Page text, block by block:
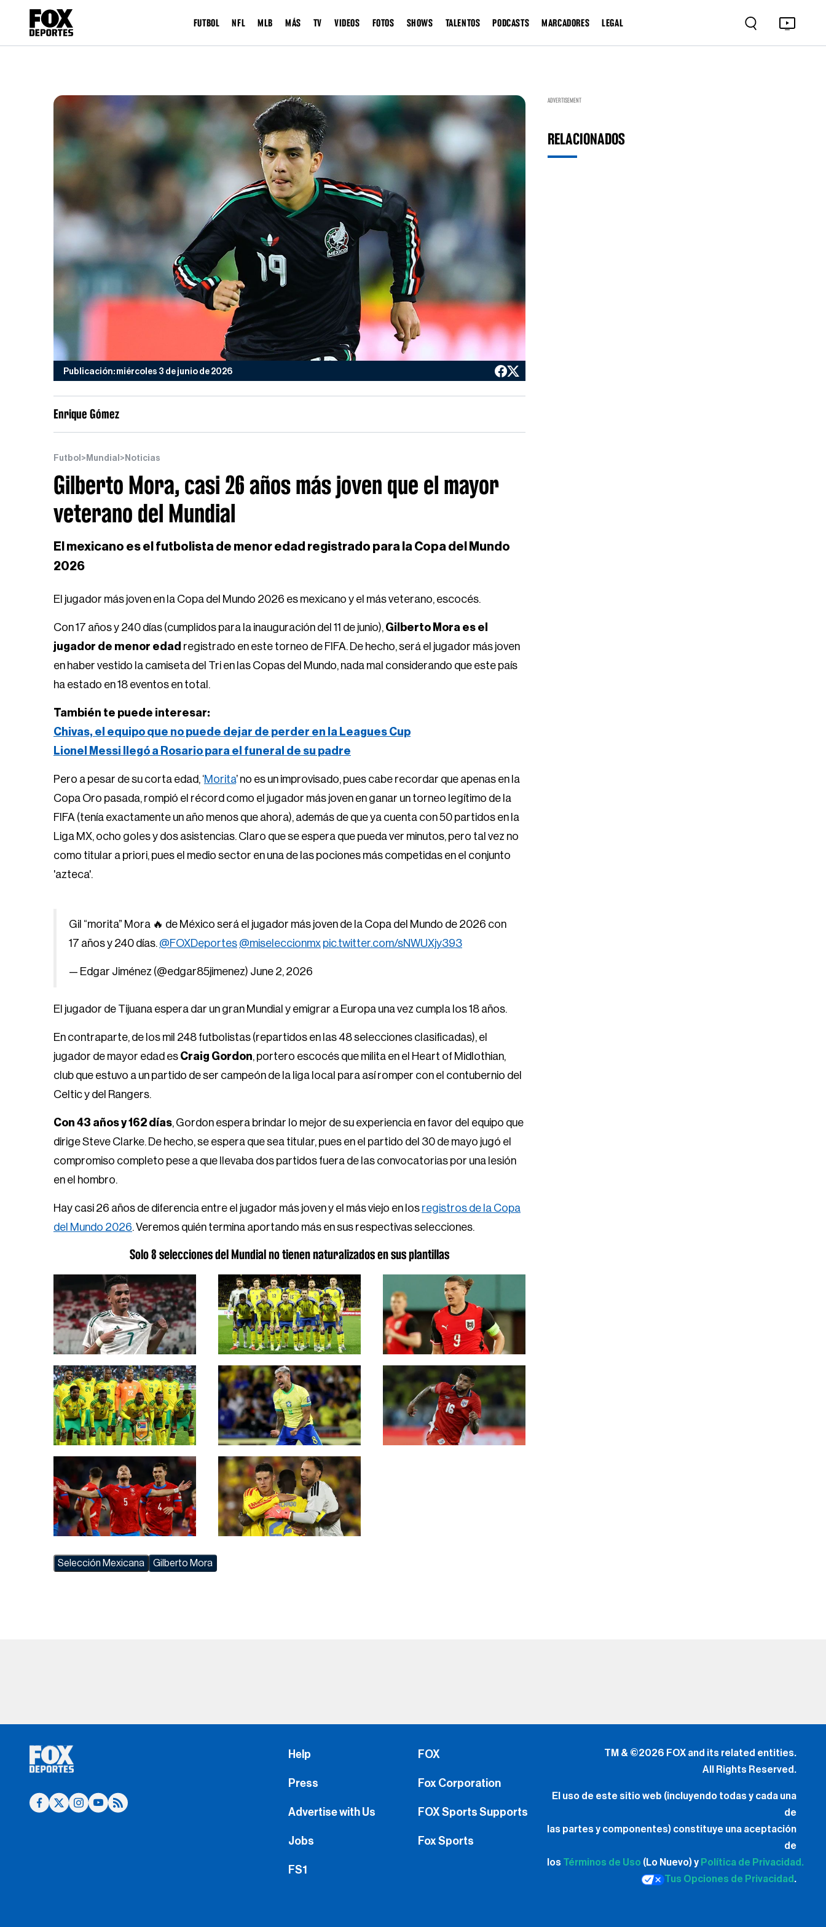
FUTBOL NFL MLB MÁS TV VIDEOS FOTOS SHOWS TALENTOS PODCASTS MARCADORES LEGAL
Publicación: miércoles 3 de junio de 2026
Enrique Gómez
Futbol > Mundial > Noticias
Gilberto Mora, casi 26 años más joven que el mayor
veterano del Mundial
El mexicano es el futbolista de menor edad registrado para la Copa del Mundo
2026
El jugador más joven en la Copa del Mundo 2026 es mexicano y el más veterano, escocés.
Con 17 años y 240 días (cumplidos para la inauguración del 11 de junio), Gilberto Mora es el
jugador de menor edad registrado en este torneo de FIFA. De hecho, será el jugador más joven
en haber vestido la camiseta del Tri en las Copas del Mundo, nada mal considerando que este país
ha estado en 18 eventos en total.
También te puede interesar:
Chivas, el equipo que no puede dejar de perder en la Leagues Cup
Lionel Messi llegó a Rosario para el funeral de su padre
Pero a pesar de su corta edad, ‘Morita’ no es un improvisado, pues cabe recordar que apenas en la
Copa Oro pasada, rompió el récord como el jugador más joven en ganar un torneo legítimo de la
FIFA (tenía exactamente un año menos que ahora), además de que ya cuenta con 50 partidos en la
Liga MX, ocho goles y dos asistencias. Claro que se espera que pueda ver minutos, pero tal vez no
como titular a priori, pues el medio sector en una de las pociones más competidas en el conjunto
'azteca'.
Gil “morita” Mora 🔥 de México será el jugador más joven de la Copa del Mundo de 2026 con
17 años y 240 días. @FOXDeportes @miseleccionmx pic.twitter.com/sNWUXjy393
— Edgar Jiménez (@edgar85jimenez) June 2, 2026
El jugador de Tijuana espera dar un gran Mundial y emigrar a Europa una vez cumpla los 18 años.
En contraparte, de los mil 248 futbolistas (repartidos en las 48 selecciones clasificadas), el
jugador de mayor edad es Craig Gordon, portero escocés que milita en el Heart of Midlothian,
club que estuvo a un partido de ser campeón de la liga local para así romper con el contubernio del
Celtic y del Rangers.
Con 43 años y 162 días, Gordon espera brindar lo mejor de su experiencia en favor del equipo que
dirige Steve Clarke. De hecho, se espera que sea titular, pues en el partido del 30 de mayo jugó el
compromiso completo pese a que llevaba dos partidos fuera de las convocatorias por una lesión
en el hombro.
Hay casi 26 años de diferencia entre el jugador más joven y el más viejo en los registros de la Copa
del Mundo 2026. Veremos quién termina aportando más en sus respectivas selecciones.
Solo 8 selecciones del Mundial no tienen naturalizados en sus plantillas
Selección Mexicana Gilberto Mora
ADVERTISEMENT
RELACIONADOS
Help
Press
Advertise with Us
Jobs
FS1
FOX
Fox Corporation
FOX Sports Supports
Fox Sports
TM & ©2026 FOX and its related entities.
All Rights Reserved.
El uso de este sitio web (incluyendo todas y cada una
de
las partes y componentes) constituye una aceptación
de
los Términos de Uso (Lo Nuevo) y Política de Privacidad.
Tus Opciones de Privacidad .